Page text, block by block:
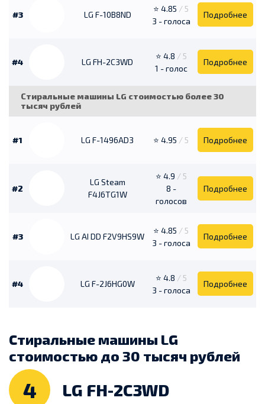
#3 LG F-10B8ND
⭐ 4.85 / 5
3 - голоса
Подробнее
#4 LG FH-2C3WD
⭐ 4.8 / 5
1 - голос
Подробнее
Стиральные машины LG стоимостью более 30
тысяч рублей
#1 LG F-1496AD3 ⭐ 4.95 / 5 Подробнее
#2
LG Steam
F4J6TG1W
⭐ 4.9 / 5
8 -
голосов
Подробнее
#3 LG AI DD F2V9HS9W
⭐ 4.85 / 5
3 - голоса
Подробнее
#4 LG F-2J6HG0W
⭐ 4.8 / 5
3 - голоса
Подробнее
Стиральные машины LG
стоимостью до 30 тысяч рублей
4 LG FH-2C3WD